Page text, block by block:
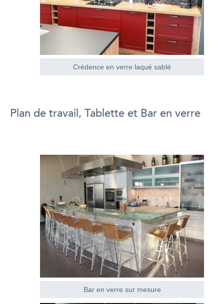
Crédence en verre laqué sablé
Plan de travail, Tablette et Bar en verre
Bar en verre sur mesure